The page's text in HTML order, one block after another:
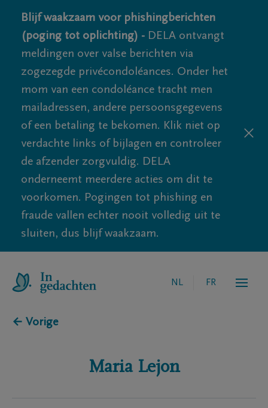
Blijf waakzaam voor phishingberichten
(poging tot oplichting) - DELA ontvangt
meldingen over valse berichten via
zogezegde privécondoléances. Onder het
mom van een condoléance tracht men
mailadressen, andere persoonsgegevens
of een betaling te bekomen. Klik niet op
verdachte links of bijlagen en controleer
de afzender zorgvuldig. DELA
onderneemt meerdere acties om dit te
voorkomen. Pogingen tot phishing en
fraude vallen echter nooit volledig uit te
sluiten, dus blijf waakzaam.
NL FR
← Vorige
Maria Lejon